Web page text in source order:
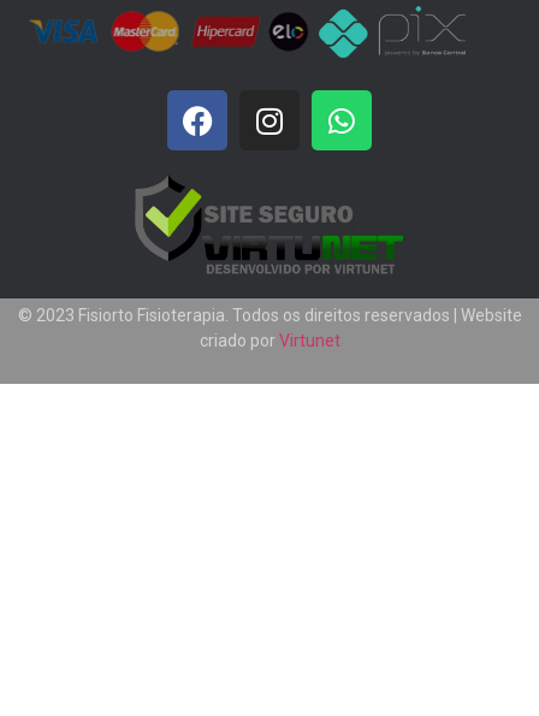
© 2023 Fisiorto Fisioterapia. Todos os direitos reservados | Website
criado porVirtunet